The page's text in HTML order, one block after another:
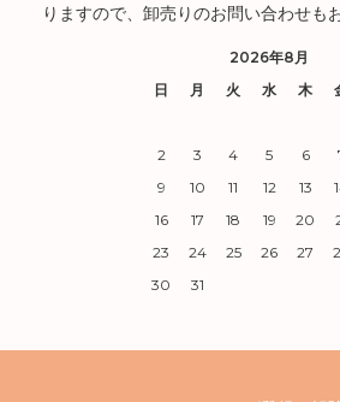
りますので、卸売りのお問い合わせも
2026年8月
日
月 火 水 木
2
3 4 5 6
9
10 11 12 13
16
17 18 19 20
23
24 25 26 27
30
31